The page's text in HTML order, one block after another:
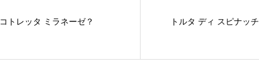
コトレッタ ミラネーゼ？ トルタ ディ スピナッチ